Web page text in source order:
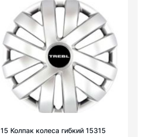
15 Колпак колеса гибкий 15315